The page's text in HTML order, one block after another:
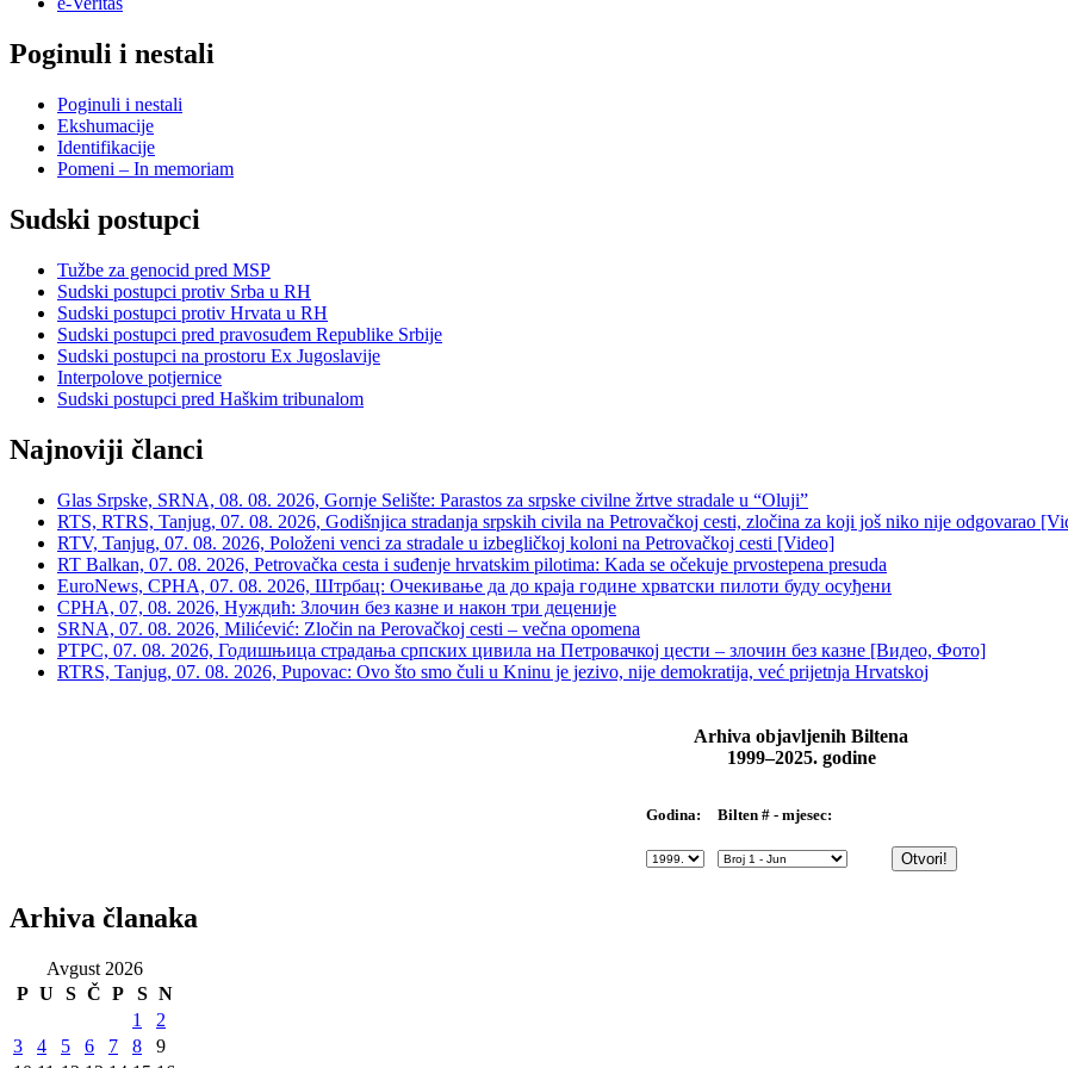
Poginuli i nestali
Poginuli i nestali
Ekshumacije
Identifikacije
Pomeni – In memoriam
Sudski postupci
Tužbe za genocid pred MSP
Sudski postupci protiv Srba u RH
Sudski postupci protiv Hrvata u RH
Sudski postupci pred pravosuđem Republike Srbije
Sudski postupci na prostoru Ex Jugoslavije
Interpolove potjernice
Sudski postupci pred Haškim tribunalom
Najnoviji članci
Glas Srpske, SRNA, 08. 08. 2026, Gornje Selište: Parastos za srpske civilne žrtve stradale u “Oluji”
RTS, RTRS, Tanjug, 07. 08. 2026, Godišnjica stradanja srpskih civila na Petrovačkoj cesti, zločina za koji još niko nije odgovarao
RTV, Tanjug, 07. 08. 2026, Položeni venci za stradale u izbegličkoj koloni na Petrovačkoj cesti [Video]
RT Balkan, 07. 08. 2026, Petrovačka cesta i suđenje hrvatskim pilotima: Kada se očekuje prvostepena presuda
EuroNews, СРНА, 07. 08. 2026, Штрбац: Очекивање да до краја године хрватски пилоти буду осуђени
СРНА, 07, 08. 2026, Нуждић: Злочин без казне и након три деценије
SRNA, 07. 08. 2026, Milićević: Zločin na Perovačkoj cesti – večna opomena
РТРС, 07. 08. 2026, Годишњица страдања српских цивила на Петровачкој цести – злочин без казне [Видео, Фото]
RTRS, Tanjug, 07. 08. 2026, Pupovac: Ovo što smo čuli u Kninu je jezivo, nije demokratija, već prijetnja Hrvatskoj
Arhiva objavljenih Biltena
1999–2025. godine
Godina: Bilten # - mjesec:
Arhiva članaka
Avgust 2026
P U S Č P S N
1
2
3
4 5 6 7 8
9